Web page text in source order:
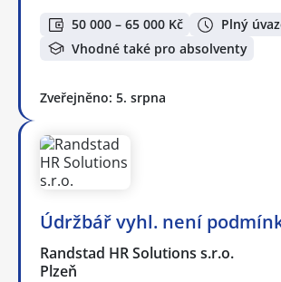
50 000 – 65 000 Kč
Plný
Vhodné také pro absolventy
Zveřejněno: 5. srpna
Údržbář vyhl. není
Randstad HR Solutions s.r.o.
Plzeň